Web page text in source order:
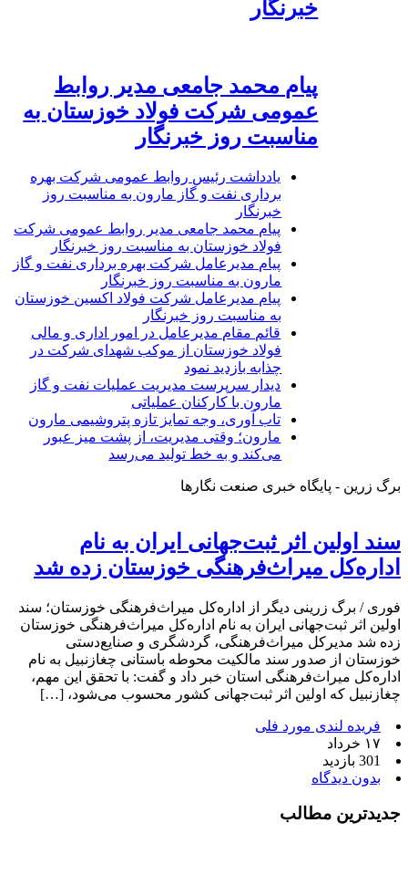
خبرنگار
پیام محمد جامعی مدیر روابط
عمومی شرکت فولاد خوزستان به
مناسبت روز خبرنگار
یادداشت رئیس روابط عمومی شرکت بهره
برداری نفت و گاز مارون به مناسبت روز
خبرنگار
پیام محمد جامعی مدیر روابط عمومی شرکت
فولاد خوزستان به مناسبت روز خبرنگار
پیام مدیرعامل شرکت بهره برداری نفت و گاز
مارون به مناسبت روز خبرنگار
پیام مدیرعامل شرکت فولاد اکسین خوزستان
به مناسبت روز خبرنگار
قائم مقام مدیرعامل در امور اداری و مالی
فولاد خوزستان از موکب شهدای شرکت در
چذابه بازدید نمود
دیدار سرپرست مدیریت عملیات نفت و گاز
مارون با کارکنان عملیاتی
تاب آوری، وجه تمایز تازه پتروشیمی مارون
مارون؛ وقتی مدیریت، از پشت میز عبور
می‌کند و به خط تولید می‌رسد
برگ زرین - پایگاه خبری صنعت نگارها
سند اولین اثر ثبت‌جهانی ایران به نام
اداره‌کل میراث‌فرهنگی خوزستان زده شد
فوری / برگ زرینی دیگر از اداره‌کل میراث‌فرهنگی خوزستان؛ سند
اولین اثر ثبت‌جهانی ایران به نام اداره‌کل میراث‌فرهنگی خوزستان
زده شد مدیرکل میراث‌فرهنگی، گردشگری و صنایع‌دستی
خوزستان از صدور سند مالکیت محوطه باستانی چغازنبیل به نام
اداره‌کل میراث‌فرهنگی استان خبر داد و گفت: با تحقق این مهم،
چغازنبیل که اولین اثر ثبت‌جهانی کشور محسوب می‌شود، […]
فریده لندی مورد فلی
۱۷ خرداد
301 بازدید
بدون دیدگاه
جدیدترین مطالب